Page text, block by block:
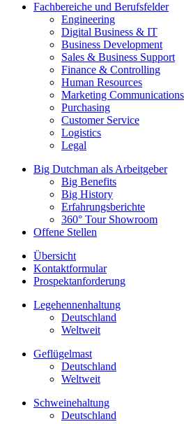
Fachbereiche und Berufsfelder
Engineering
Digital Business & IT
Business Development
Sales & Business Support
Finance & Controlling
Human Resources
Marketing Communications
Purchasing
Customer Service
Logistics
Legal
Big Dutchman als Arbeitgeber
Big Benefits
Big History
Erfahrungsberichte
360° Tour Showroom
Offene Stellen
Übersicht
Kontaktformular
Prospektanforderung
Legehennenhaltung
Deutschland
Weltweit
Geflügelmast
Deutschland
Weltweit
Schweinehaltung
Deutschland